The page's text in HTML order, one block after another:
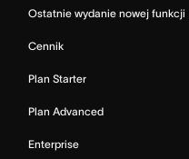
Ostatnie wydanie nowej funkcji
Cennik
Plan Starter
Plan Advanced
Enterprise